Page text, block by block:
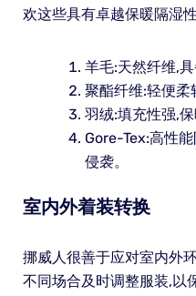
欢这些具有卓越保暖隔湿
羊毛:天然纤维,
聚酯纤维:轻便柔
羽绒:填充性强,保
Gore-Tex:高性
侵袭。
室内外着装转换
挪威人很善于应对室内外
不同场合及时调整服装,以